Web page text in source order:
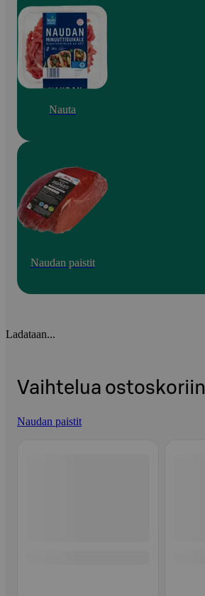
Nauta
Naudan paistit
Ladataan...
Vaihtelua ostoskoriin
Naudan paistit